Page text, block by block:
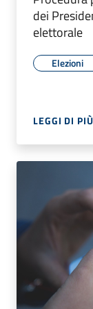
dei
elettorale
Elezioni
LEGGI DI PIÙ